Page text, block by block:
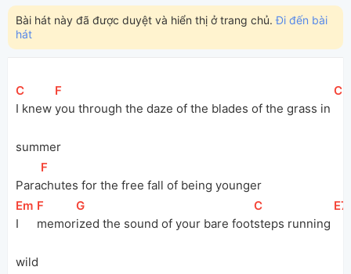
Bài hát này đã được duyệt và hiển thị ở trang chủ.Đi đến bài
hát
[
C
I knew
[F
you through the daze of the blades of the grass in
[
C
summer
Para
[F
chutes for the free fall of being younger
[Em ]
I
[F
memor
[
G
ized the sound of your bare foot
[
C
steps running
[E7
wild